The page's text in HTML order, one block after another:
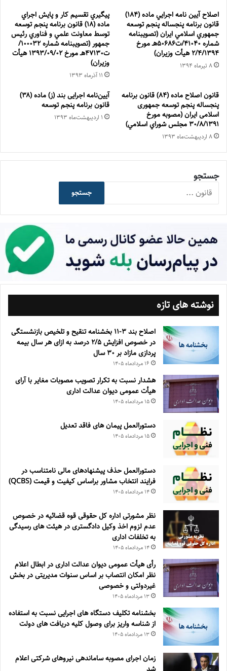
اصلاح آيين نامه اجرايي ماده (۱۸۴)
قانون برنامه پنجساله پنجم توسعه
جمهوري اسلامي ايران (تصویبنامه
شماره 41040/ت50686هـ مورخ
2/4/1394 هیأت وزیران)
۸ تیر‌ماه ۱۳۹۴
پيگيري تقسيم كار و پايش اجراي
ماده (۱۸) قانون برنامه پنجم توسعه
توسط معاونت علمي و فناوري رئيس
جمهور (تصویبنامه شماره 100032/
ت47130هـ مورخ 1393/09/02 هیأت
وزیران)
۱۱ آذر‌ماه ۱۳۹۳
قانون اصلاح ماده (۸۴) قانون برنامه
پنجساله پنجم توسعه جمهوری
اسلامی ایران (مصوبه مورخ
۳۰/۸/۱۳۹۱ مجلس شوراي اسلامي)
۸ اردیبهشت‌ماه ۱۳۹۳
آیین‌نامه اجرایی بند (ز) ماده (۳۸)
قانون برنامه پنجم توسعه
۱ اردیبهشت‌ماه ۱۳۹۳
جستجو
جستجو
نوشته های تازه
اصلاح بند ۳‏-۱۱ بخشنامه تنقیح و تلخیص بازنشستگی
در خصوص افزایش ۵‏‏‏‏‏‏‏‏‏/۲ درصد به ازای هر سال بیمه
پردازی مازاد بر ۳۰‏ سال
۱۶ مرداد‌ماه ۱۴۰۵
هشدار نسبت به تکرار تصویب مصوبات مغایر با آرای
هیأت عمومی دیوان عدالت اداری
۱۵ مرداد‌ماه ۱۴۰۵
دستورالعمل پیمان های فاقد تعدیل
۱۵ مرداد‌ماه ۱۴۰۵
دستورالعمل حذف پيشنهادهای مالی نامتناسب در
فرايند انتخاب مشاور براساس كيفيت و قيمت (QCBS)
۱۴ مرداد‌ماه ۱۴۰۵
نظر مشورتی اداره کل حقوقی قوه قضائیه در خصوص
عدم لزوم اخذ وکیل دادگستری در هیئت های رسیدگی
به تخلفات اداری
۱۴ مرداد‌ماه ۱۴۰۵
رأی هیأت عمومی دیوان عدالت اداری در ابطال اعلام
نظر امکان انتصاب بر اساس سنوات مدیریتی در بخش
غیردولتی و خصوصی
۱۳ مرداد‌ماه ۱۴۰۵
بخشنامه تکلیف دستگاه های اجرایی نسبت به استفاده
از شناسه واریز برای وصول کلیه دریافت های دولت
۱۳ مرداد‌ماه ۱۴۰۵
زمان اجرای مصوبه ساماندهی نیروهای شرکتی اعلام